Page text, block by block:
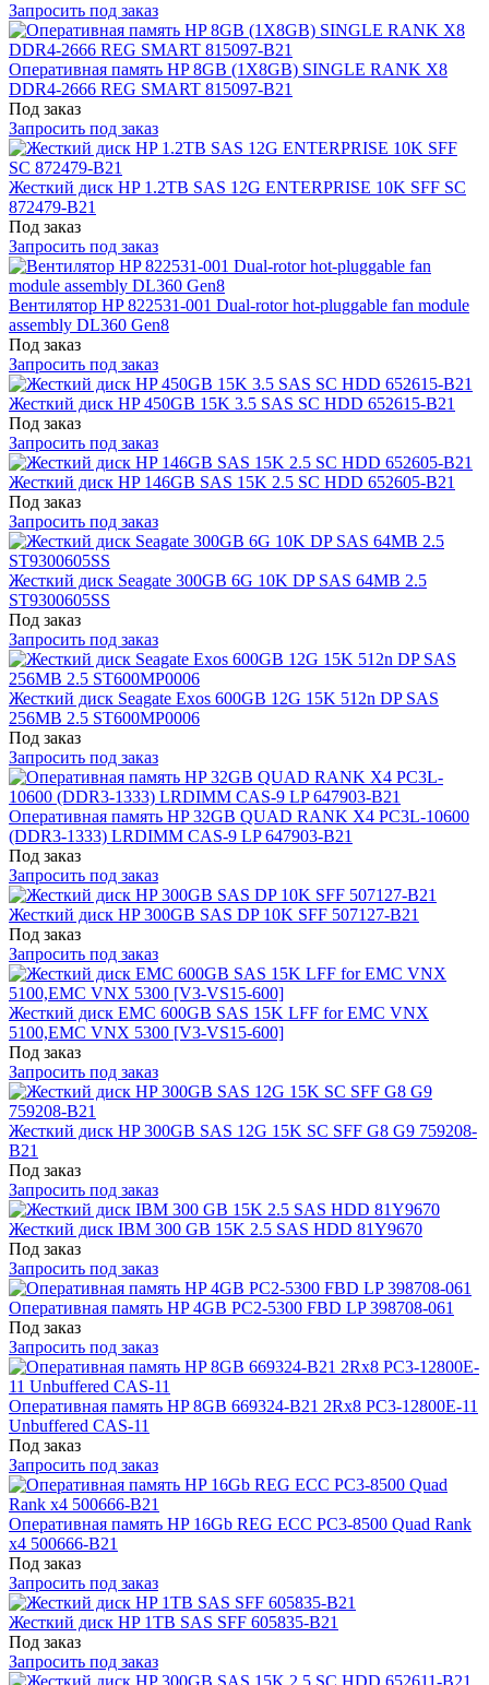
Запросить под заказ
Оперативная память HP 8GB (1X8GB) SINGLE RANK X8
DDR4-2666 REG SMART 815097-B21
Под заказ
Запросить под заказ
Жесткий диск HP 1.2TB SAS 12G ENTERPRISE 10K SFF SC
872479-B21
Под заказ
Запросить под заказ
Вентилятор HP 822531-001 Dual-rotor hot-pluggable fan module
assembly DL360 Gen8
Под заказ
Запросить под заказ
Жесткий диск HP 450GB 15K 3.5 SAS SC HDD 652615-B21
Под заказ
Запросить под заказ
Жесткий диск HP 146GB SAS 15K 2.5 SC HDD 652605-B21
Под заказ
Запросить под заказ
Жесткий диск Seagate 300GB 6G 10K DP SAS 64MB 2.5
ST9300605SS
Под заказ
Запросить под заказ
Жесткий диск Seagate Exos 600GB 12G 15K 512n DP SAS
256MB 2.5 ST600MP0006
Под заказ
Запросить под заказ
Оперативная память HP 32GB QUAD RANK X4 PC3L-10600
(DDR3-1333) LRDIMM CAS-9 LP 647903-B21
Под заказ
Запросить под заказ
Жесткий диск HP 300GB SAS DP 10K SFF 507127-B21
Под заказ
Запросить под заказ
Жесткий диск EMC 600GB SAS 15K LFF for EMC VNX
5100,EMC VNX 5300 [V3-VS15-600]
Под заказ
Запросить под заказ
Жесткий диск HP 300GB SAS 12G 15K SC SFF G8 G9 759208-
B21
Под заказ
Запросить под заказ
Жесткий диск IBM 300 GB 15K 2.5 SAS HDD 81Y9670
Под заказ
Запросить под заказ
Оперативная память HP 4GB PC2-5300 FBD LP 398708-061
Под заказ
Запросить под заказ
Оперативная память HP 8GB 669324-B21 2Rx8 PC3-12800E-11
Unbuffered CAS-11
Под заказ
Запросить под заказ
Оперативная память HP 16Gb REG ECC PC3-8500 Quad Rank
x4 500666-B21
Под заказ
Запросить под заказ
Жесткий диск HP 1TB SAS SFF 605835-B21
Под заказ
Запросить под заказ